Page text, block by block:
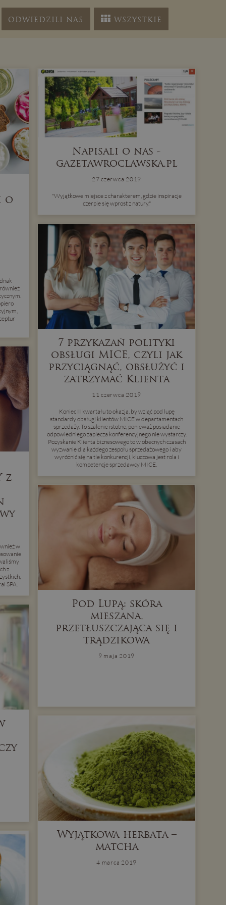
ODWIEDZILI NAS WSZYSTKIE
o
Napisali o nas -
gazetawroclawska.pl
27 czerwca 2019
"Wyjątkowe miejsce z charakterem, gdzie inspiracje
czerpie się wprost z natury."
7 przykazań polityki
obsługi MICE, czyli jak
przyciągnąć, obsłużyć i
zatrzymać Klienta
11 czerwca 2019
Koniec II kwartału to okazja, by wziąć pod lupę
standardy obsługi klientów MICE w departamentach
sprzedaży. To szalenie istotne, ponieważ posiadanie
odpowiedniego zaplecza konferencyjnego nie wystarczy.
Pozyskanie Klienta biznesowego to w obecnych czasach
wyzwanie dla każdego zespołu sprzedażowego i aby
wyróżnić się na tle konkurencji, kluczowa jest rola i
kompetencje sprzedawcy MICE.
z
w
z
SPA.
Pod Lupą: skóra
mieszana,
przetłuszczająca się i
trądzikowa
9 maja 2019
Wyjątkowa herbata –
matcha
4 marca 2019